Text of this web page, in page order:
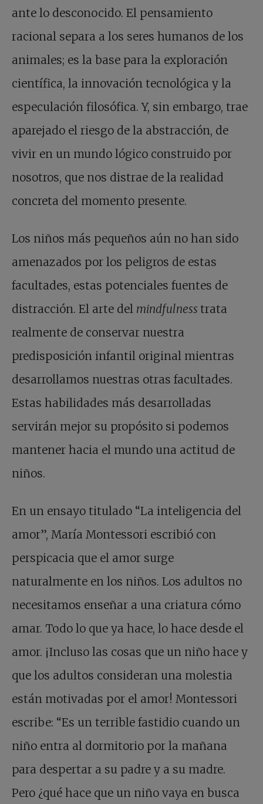
ante lo desconocido. El pensamiento
racional separa a los seres humanos de los
animales; es la base para la exploración
científica, la innovación tecnológica y la
especulación filosófica. Y, sin embargo, trae
aparejado el riesgo de la abstracción, de
vivir en un mundo lógico construido por
nosotros, que nos distrae de la realidad
concreta del momento presente.
Los niños más pequeños aún no han sido
amenazados por los peligros de estas
facultades, estas potenciales fuentes de
distracción. El arte del mindfulness trata
realmente de conservar nuestra
predisposición infantil original mientras
desarrollamos nuestras otras facultades.
Estas habilidades más desarrolladas
servirán mejor su propósito si podemos
mantener hacia el mundo una actitud de
niños.
En un ensayo titulado “La inteligencia del
amor”, María Montessori escribió con
perspicacia que el amor surge
naturalmente en los niños. Los adultos no
necesitamos enseñar a una criatura cómo
amar. Todo lo que ya hace, lo hace desde el
amor. ¡Incluso las cosas que un niño hace y
que los adultos consideran una molestia
están motivadas por el amor! Montessori
escribe: “Es un terrible fastidio cuando un
niño entra al dormitorio por la mañana
para despertar a su padre y a su madre.
Pero ¿qué hace que un niño vaya en busca